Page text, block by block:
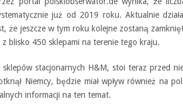
już od 2019 roku. Aktualnie
że jeszcze w tym roku kolejne zostaną
blisko 450 sklepami na terenie tego kraju.
sklepów stacjonarnych H&M, stoi teraz przed
Niemcy, będzie miał wpływ również na
informacji na ten temat.